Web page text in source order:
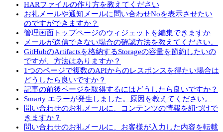
HARファイルの作り方を教えてください
お礼メールや通知メールに問い合わせNoを表示させたい
のですができますか？
管理画面トップページのウィジェットを編集できますか
メールが送信できない場合の確認方法を教えてください。
GitHubのArtifactsを格納するStorageの容量を節約したいの
ですが、方法はありますか？
1つのページで複数のAPIからのレスポンスを得たい場合は
どうしたら良いですか？
記事の前後ページを取得するにはどうしたら良いですか？
Smarty エラーが発生しました。原因を教えてください。
問い合わせのお礼メールに、コンテンツの情報を紐づけで
きますか？
問い合わせのお礼メールに、お客様が入力した内容を転載